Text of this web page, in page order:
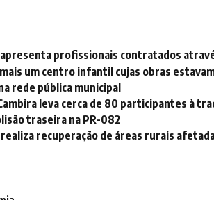
profissionais contratados
um centro infantil cujas obras
rede pública municipal
leva cerca de 80 participantes à
traseira na PR-082
recuperação de áreas rurais